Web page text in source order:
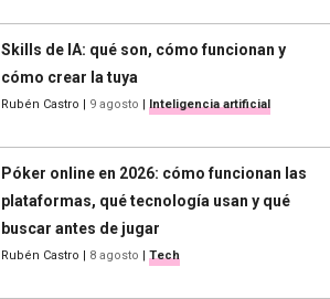
Skills de IA: qué son, cómo funcionan y
cómo crear la tuya
Rubén Castro | 9 agosto | Inteligencia artificial
Póker online en 2026: cómo funcionan las
plataformas, qué tecnología usan y qué
buscar antes de jugar
Rubén Castro | 8 agosto | Tech